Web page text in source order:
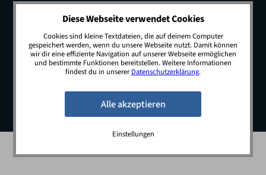
© 2026 JobSwop.io · All rights reserved.
Blog Jobs Newsletter
Kontakt
Preise
Impressum Datenschutz
Diese Webseite verwendet Cookies
Cookies sind kleine Textdateien, die auf deinem Computer
gespeichert werden, wenn du unsere Webseite nutzt. Damit können
wir dir eine effiziente Navigation auf unserer Webseite ermöglichen
und bestimmte Funktionen bereitstellen. Weitere Informationen
findest du in unsererDatenschutzerklärung.
Einstellungen